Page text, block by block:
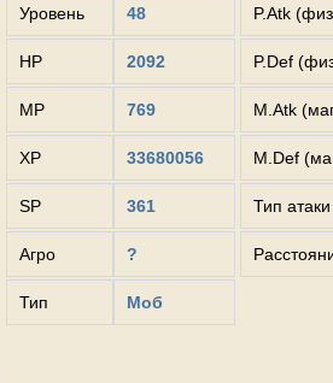
Уровень 48
HP 2092
MP 769
XP 33680056
SP 361
Агро ?
Тип Моб
P.Atk
P.Def
M.Atk
M.Def
Тип атаки